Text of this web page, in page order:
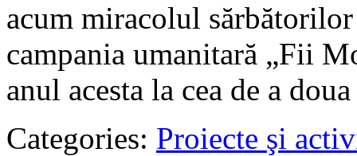
acum miracolul
campania umanitară „Fii
anul acesta la cea de a
Categories: Proiecte şi